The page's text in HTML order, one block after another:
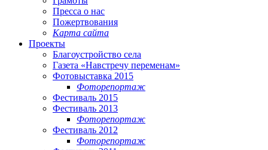
Пресса о нас
Пожертвования
Карта сайта
Проекты
Благоустройство села
Газета «Навстречу переменам»
Фотовыставка 2015
Фоторепортаж
Фестиваль 2015
Фестиваль 2013
Фоторепортаж
Фестиваль 2012
Фоторепортаж